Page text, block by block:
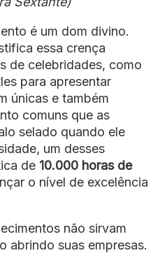
é um dom divino.
essa crença
de celebridades, como
para apresentar
únicas e também
comuns que as
selado quando ele
um desses
de 10.000 horas de
o nível de excelência
não sirvam
abrindo suas empresas.